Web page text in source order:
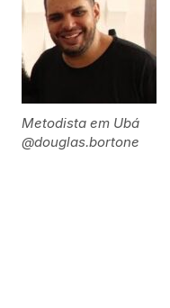
Metodista em Ubá
@douglas.bortone